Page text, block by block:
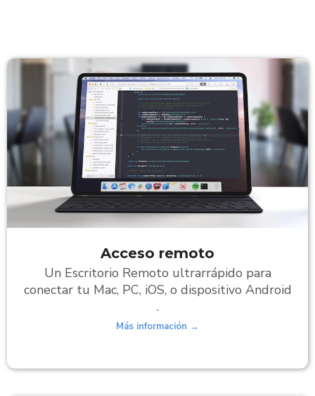
El iPad como segundo monitor
Acceso remoto
Un Escritorio Remoto ultrarrápido para
conectar tu Mac, PC, iOS, o dispositivo Android
.
Más información →